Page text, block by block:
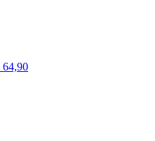
64,90